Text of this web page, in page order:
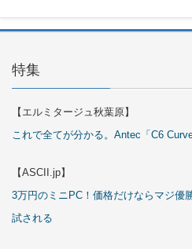
特集
【エルミタージュ秋葉原】
これで全てが分かる。Antec「C6
【ASCII.jp】
3万円のミニPC！価格だけならマジ優
試される